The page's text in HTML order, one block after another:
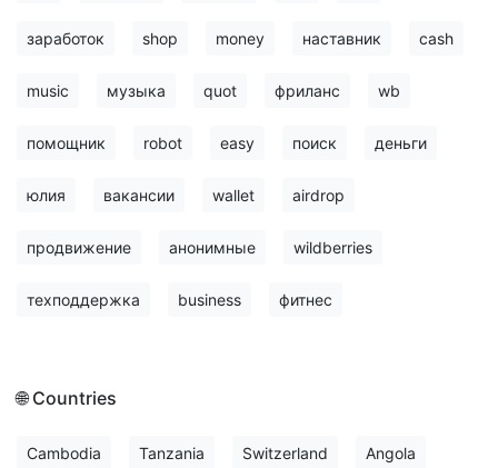
заработок shop money наставник cash
music музыка quot фриланс wb
помощник robot easy поиск деньги
юлия вакансии wallet airdrop
продвижение анонимные wildberries
техподдержка business фитнес
🌐 Countries
Cambodia Tanzania Switzerland Angola